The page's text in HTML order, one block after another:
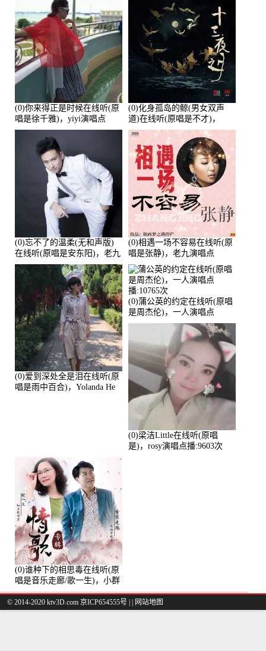
(0)你来得正是时候在线听(原
唱是徐千雅)，yiyi演唱点
播:21991次
(0)化身孤岛的鲸(男女双声
道)在线听(原唱是不才)，
HGBai演唱点播:19428次
(0)忘不了的温柔(无和声版)
在线听(原唱是安东阳)，老九
演唱点播:17392次
(0)相遇一场不容易在线听(原
唱是张静)，老九演唱点
播:11453次
(0)爱到深处全是泪在线听(原
唱是雨中百合)，Yolanda He
(0)蒲公英的约定在线听(原唱
是周杰伦)，一人演唱点
播:10765次
(0)梁洁Little在线听(原唱
是)，rosy演唱点播:9603次
(0)谁种下的相思毒在线听(原
唱是音乐走廊/歌一生)，小群
演唱点播:8975次
© 2014-2020 ktv3D.com 京ICP654555号 | 网站地图